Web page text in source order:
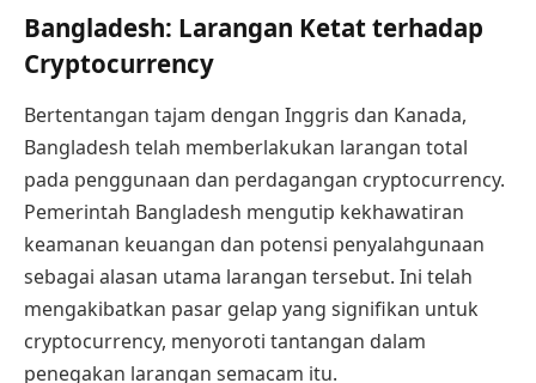
Bangladesh: Larangan Ketat terhadap
Cryptocurrency
Bertentangan tajam dengan Inggris dan Kanada,
Bangladesh telah memberlakukan larangan total
pada penggunaan dan perdagangan cryptocurrency.
Pemerintah Bangladesh mengutip kekhawatiran
keamanan keuangan dan potensi penyalahgunaan
sebagai alasan utama larangan tersebut. Ini telah
mengakibatkan pasar gelap yang signifikan untuk
cryptocurrency, menyoroti tantangan dalam
penegakan larangan semacam itu.